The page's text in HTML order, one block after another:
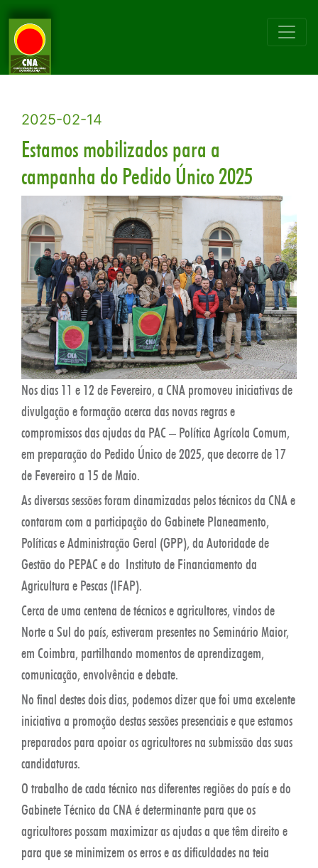
2025-02-14
Estamos mobilizados para a
campanha do Pedido Único 2025
Nos dias 11 e 12 de Fevereiro, a CNA promoveu iniciativas de
divulgação e formação acerca das novas regras e
compromissos das ajudas da PAC – Política Agrícola Comum,
em preparação do Pedido Único de 2025, que decorre de 17
de Fevereiro a 15 de Maio.
As diversas sessões foram dinamizadas pelos técnicos da CNA e
contaram com a participação do Gabinete Planeamento,
Políticas e Administração Geral (GPP), da Autoridade de
Gestão do PEPAC e do Instituto de Financiamento da
Agricultura e Pescas (IFAP).
Cerca de uma centena de técnicos e agricultores, vindos de
Norte a Sul do país, estiveram presentes no Seminário Maior,
em Coimbra, partilhando momentos de aprendizagem,
comunicação, envolvência e debate.
No final destes dois dias, podemos dizer que foi uma excelente
iniciativa a promoção destas sessões presenciais e que estamos
preparados para apoiar os agricultores na submissão das suas
candidaturas.
O trabalho de cada técnico nas diferentes regiões do país e do
Gabinete Técnico da CNA é determinante para que os
agricultores possam maximizar as ajudas a que têm direito e
para que se minimizem os erros e as dificuldades na teia